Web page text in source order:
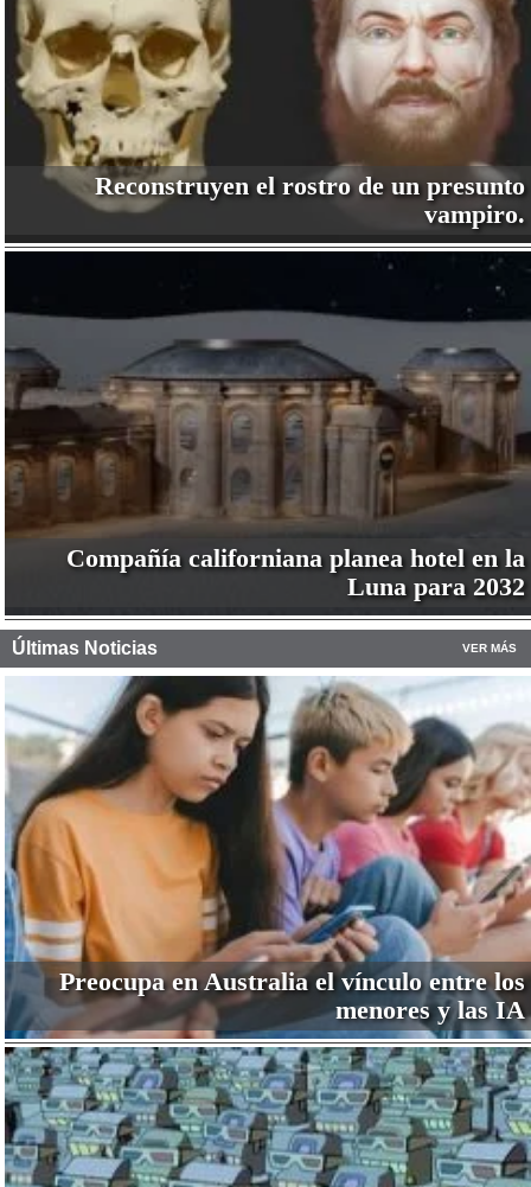
Reconstruyen el rostro de un presunto
vampiro.
Compañía californiana planea hotel en la
Luna para 2032
Últimas Noticias VER MÁS
Preocupa en Australia el vínculo entre los
menores y las IA